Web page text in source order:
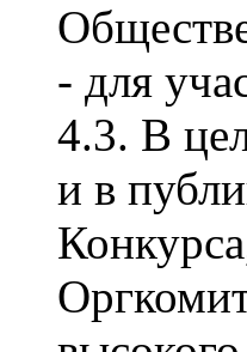
- для
4.3. В
и в